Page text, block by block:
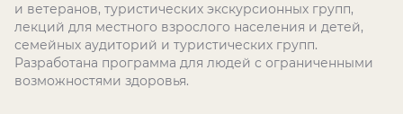
и ветеранов, туристических экскурсионных групп,
лекций для местного взрослого населения и детей,
семейных аудиторий и туристических групп.
Разработана программа для людей с ограниченными
возможностями здоровья.